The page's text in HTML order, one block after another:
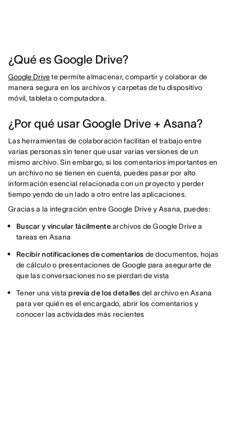
¿Qué es Google Drive?
Google Drivete permite almacenar, compartir y colaborar de
manera segura en los archivos y carpetas de tu dispositivo
móvil, tableta o computadora.
¿Por qué usar Google Drive + Asana?
Las herramientas de colaboración facilitan el trabajo entre
varias personas sin tener que usar varias versiones de un
mismo archivo. Sin embargo, si los comentarios importantes en
un archivo no se tienen en cuenta, puedes pasar por alto
información esencial relacionada con un proyecto y perder
tiempo yendo de un lado a otro entre las aplicaciones.
Gracias a la integración entre Google Drive y Asana, puedes:
Buscar y vincular fácilmentearchivos de Google Drive a
tareas en Asana
Recibir notificaciones de comentarios de documentos, hojas
de cálculo o presentaciones de Google para asegurarte de
que las conversaciones no se pierdan de vista
Tener una vista previa de los detalles del archivo en Asana
para ver quién es el encargado, abrir los comentarios y
conocer las actividades más recientes